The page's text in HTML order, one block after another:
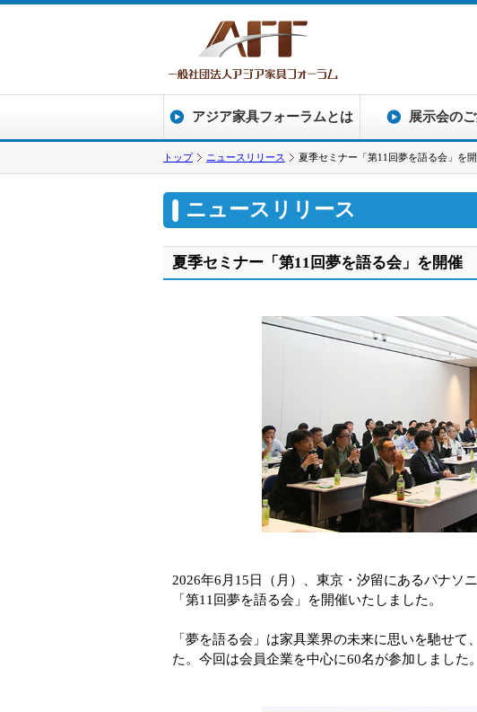
アジア家具フォーラムとは 展示会の
トップ ニュースリリース 夏季セミナー「第11回夢を語る会」を
ニュースリリース
夏季セミナー「第11回夢を語る会」を開催
2026年6月15日（月）、東京・汐留にあるパナソ
「第11回夢を語る会」を開催いたしました。
「夢を語る会」は家具業界の未来に思いを馳せ
た。今回は会員企業を中心に60名が参加しました。